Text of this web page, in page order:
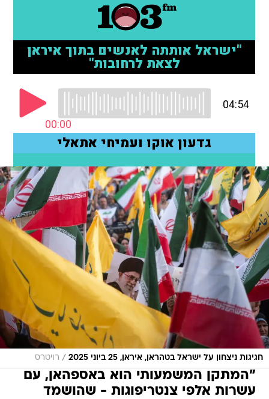
חגיגות ניצחון על ישראל בטהראן, איראן, 25 ביוני 2025 / רויטרס
"המתקן המשמעותי הוא באספהאן, עם
עשרות אלפי צנטריפוגות - שהושמד